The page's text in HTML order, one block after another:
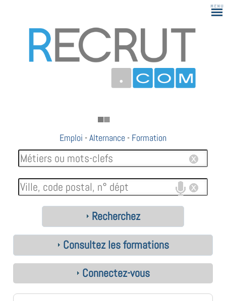
Emploi -Alternance - Formation
Recherchez
Consultez les formations
Connectez-vous